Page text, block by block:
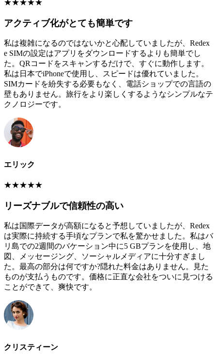
★★★★★
アクティブ化がとても簡単です
私は複雑になるのではないかと心配していましたが、Redex
e SIMの設定はアプリをダウンロードするよりも簡単でし
た。QRコードをスキャンするだけで、すぐに動作します。
私は日本でiPhoneで使用し、スピードは優れていました。
SIMカードを紛失する必要もなく、電話ショップでの言語の
壁もありません。旅行をより楽しくするようなシンプルなテ
クノロジーです。
エリック
★★★★★
リーズナブルで信頼性の高い
私は国際データが高額になると予想していましたが、Redex
は実際に持続する手頃なプランで私を驚かせました。私はバ
リ島での2週間のバケーション中に5 GBプランを使用し、地
図、メッセージング、ソーシャルメディアに十分すぎまし
た。最高の部分は何ですか?隠れた料金はありません。見た
ものが支払うものです。価格に正直な会社をついに見つける
ことができて、爽快です。
クリスティーン